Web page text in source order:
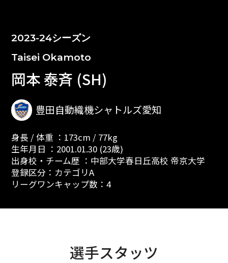
2023-24シーズン
Taisei Okamoto
岡本 泰斉 (SH)
豊田自動織機シャトルズ愛知
身長 / 体重 ：173cm / 77kg
生年月日 ：2001.01.30 (23歳)
出身校・チーム歴 ：中部大学春日丘高校 帝京大学
登録区分：カテゴリA
リーグワンキャップ数：4
選手スタッツ